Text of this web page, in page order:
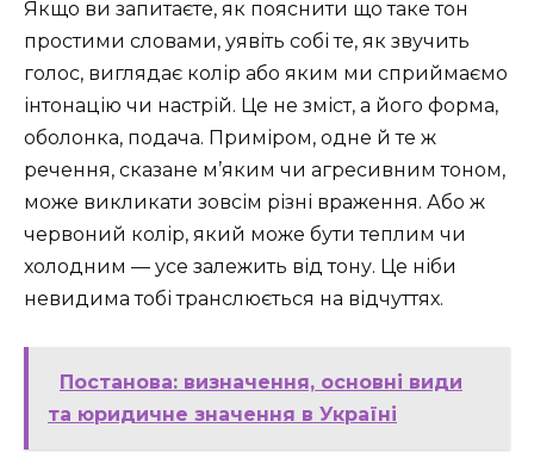
Якщо ви запитаєте, як пояснити що таке тон
простими словами, уявіть собі те, як звучить
голос, виглядає колір або яким ми сприймаємо
інтонацію чи настрій. Це не зміст, а його форма,
оболонка, подача. Приміром, одне й те ж
речення, сказане м’яким чи агресивним тоном,
може викликати зовсім різні враження. Або ж
червоний колір, який може бути теплим чи
холодним — усе залежить від тону. Це ніби
невидима тобі транслюється на відчуттях.
Постанова: визначення, основні види
та юридичне значення в Україні